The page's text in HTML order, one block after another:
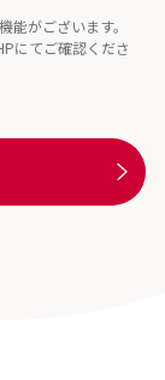
がございます。
にてご確認くださ